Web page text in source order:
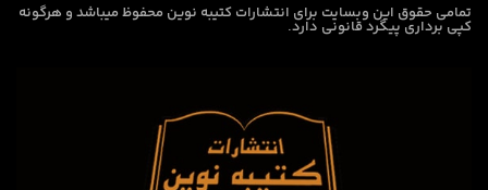
تمامی حقوق این وبسایت برای انتشارات کتیبه نوین محفوظ میباشد و هرگونه
کپی برداری پیگرد قانونی دارد.